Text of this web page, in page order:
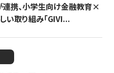
連携、小学生向け金融教育×
い取り組み「GIVI...